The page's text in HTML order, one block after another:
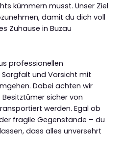
kümmern musst. Unser Ziel
damit du dich voll
Zuhause in Buzau
professionellen
und Vorsicht mit
Dabei achten wir
sicher von
werden. Egal ob
fragile Gegenstände – du
dass alles unversehrt